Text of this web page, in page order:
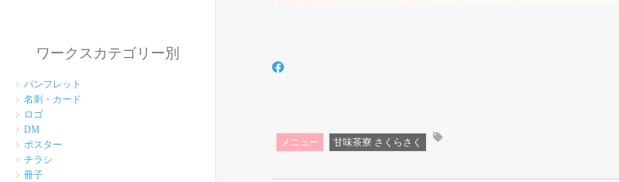
ワークスカテゴリー別
パンフレット
名刺・カード
ロゴ
DM
ポスター
チラシ
冊子
メニュー 甘味茶寮 さくらさく